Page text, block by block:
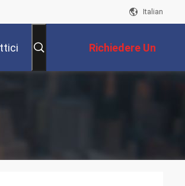
Italian
Richiedere Un
Preventivo